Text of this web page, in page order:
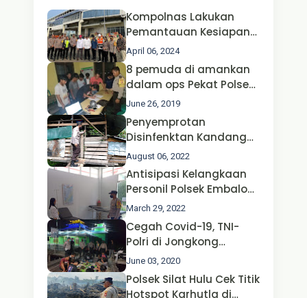
Kompolnas Lakukan
Pemantauan Kesiapan
Operasi Ketupat 2024 di
Polda Jatim Bersama
Kapolri dan Menteri
Perhubungan
April 06, 2024
8 pemuda di amankan
dalam ops Pekat Polsek
Jongkong
June 26, 2019
Penyemprotan
Disinfenktan Kandang
Ternak Kambing warga
Oleh Satgas Ops Aman
Nusa II Polda Kalbar*
August 06, 2022
Antisipasi Kelangkaan
Personil Polsek Embaloh
Hulu Gencar Lakukan
Pengecekan Oksigen
March 29, 2022
Cegah Covid-19, TNI-
Polri di Jongkong
Himbau Masyarakat
Jangan Kumpul Hinga
Larut Malam.
June 03, 2020
Polsek Silat Hulu Cek Titik
Hotspot Karhutla di